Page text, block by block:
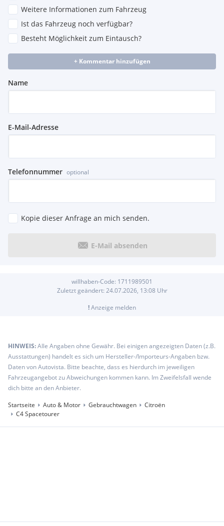
Weitere Informationen zum Fahrzeug
Ist das Fahrzeug noch verfügbar?
Besteht Möglichkeit zum Eintausch?
+ Kommentar hinzufügen
Name
E-Mail-Adresse
Telefonnummer optional
Kopie dieser Anfrage an mich senden.
E-Mail absenden
willhaben-Code: 1711989501
Zuletzt geändert: 24.07.2026, 13:08 Uhr
!Anzeige melden
HINWEIS:Alle Angaben ohne Gewähr. Bei einigen angezeigten Daten (z.B.
Ausstattungen) handelt es sich um Hersteller-/Importeurs-Angaben bzw.
Daten von Autovista. Bitte beachte, dass es hierdurch im jeweiligen
Fahrzeugangebot zu Abweichungen kommen kann. Im Zweifelsfall wende
dich bitte an den Anbieter.
Startseite
Auto & Motor Gebrauchtwagen
Citroën
C4 Spacetourer